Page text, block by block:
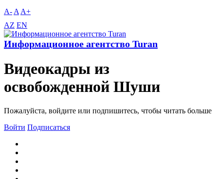
A- A A+
AZ EN
Информационное агентство Turan
Видеокадры из
освобожденной Шуши
Пожалуйста, войдите или подпишитесь, чтобы читать больше
Войти Подписаться